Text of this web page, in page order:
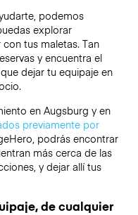
podemos
explorar
tus maletas. Tan
y encuentra el
dejar tu equipaje en
en Augsburg y en
previamente por
podrás encontrar
más cerca de las
y dejar allí tus
de cualquier